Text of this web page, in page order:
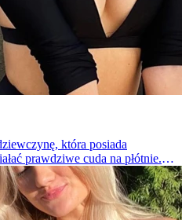
która posiada
prawdziwe cuda na płótnie.
dzieł sztuki.